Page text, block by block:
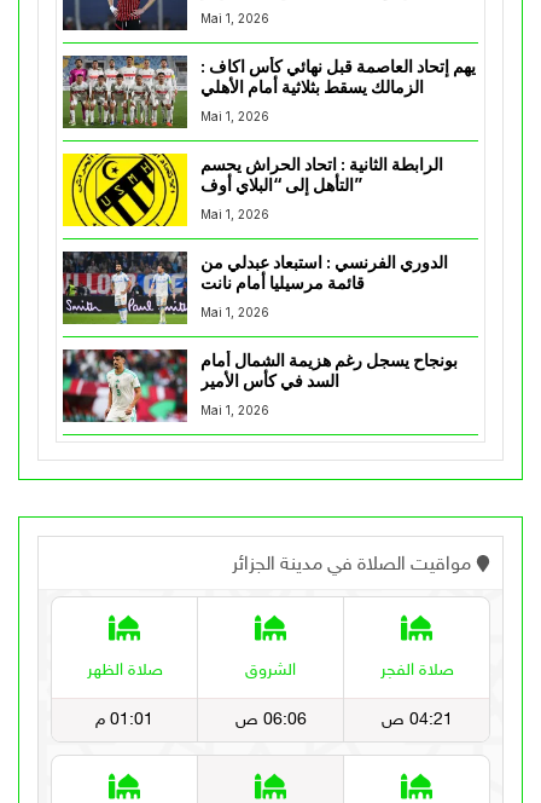
Mai 1, 2026
يهم إتحاد العاصمة قبل نهائي كأس اكاف :
Mai 1, 2026
الرابطة الثانية : اتحاد الحراش يحسم
التأهل إلى “البلاي أوف”
Mai 1, 2026
الدوري الفرنسي : استبعاد عبدلي من
قائمة مرسيليا أمام نانت
Mai 1, 2026
بونجاح يسجل رغم هزيمة الشمال أمام
السد في كأس الأمير
Mai 1, 2026